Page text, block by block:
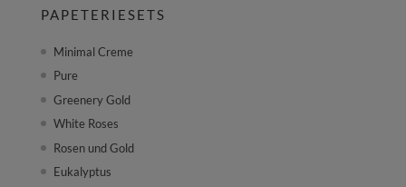
PAPETERIESETS
Minimal Creme
Pure
Greenery Gold
White Roses
Rosen und Gold
Eukalyptus